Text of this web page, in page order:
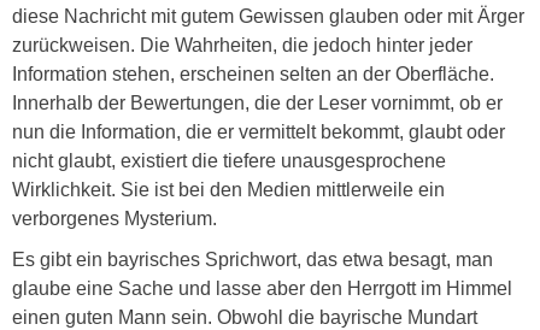
diese Nachricht mit gutem Gewissen glauben oder mit Ärger
zurückweisen. Die Wahrheiten, die jedoch hinter jeder
Information stehen, erscheinen selten an der Oberfläche.
Innerhalb der Bewertungen, die der Leser vornimmt, ob er
nun die Information, die er vermittelt bekommt, glaubt oder
nicht glaubt, existiert die tiefere unausgesprochene
Wirklichkeit. Sie ist bei den Medien mittlerweile ein
verborgenes Mysterium.
Es gibt ein bayrisches Sprichwort, das etwa besagt, man
glaube eine Sache und lasse aber den Herrgott im Himmel
einen guten Mann sein. Obwohl die bayrische Mundart